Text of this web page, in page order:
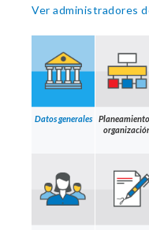
Ver administradores
Datos generales